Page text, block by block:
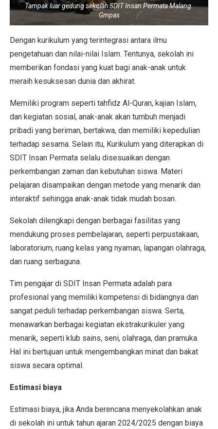
Tampak luar gedung sekolah SDIT Insan Permata Malang.
Gmpas
Dengan kurikulum yang terintegrasi antara ilmu
pengetahuan dan nilai-nilai Islam. Tentunya, sekolah ini
memberikan fondasi yang kuat bagi anak-anak untuk
meraih kesuksesan dunia dan akhirat.
Memiliki program seperti tahfidz Al-Quran, kajian Islam,
dan kegiatan sosial, anak-anak akan tumbuh menjadi
pribadi yang beriman, bertakwa, dan memiliki kepedulian
terhadap sesama. Selain itu, Kurikulum yang diterapkan di
SDIT Insan Permata selalu disesuaikan dengan
perkembangan zaman dan kebutuhan siswa. Materi
pelajaran disampaikan dengan metode yang menarik dan
interaktif sehingga anak-anak tidak mudah bosan.
Sekolah dilengkapi dengan berbagai fasilitas yang
mendukung proses pembelajaran, seperti perpustakaan,
laboratorium, ruang kelas yang nyaman, lapangan olahraga,
dan ruang serbaguna.
Tim pengajar di SDIT Insan Permata adalah para
profesional yang memiliki kompetensi di bidangnya dan
sangat peduli terhadap perkembangan siswa. Serta,
menawarkan berbagai kegiatan ekstrakurikuler yang
menarik, seperti klub sains, seni, olahraga, dan pramuka.
Hal ini bertujuan untuk mengembangkan minat dan bakat
siswa secara optimal.
Estimasi biaya
Estimasi biaya, jika Anda berencana menyekolahkan anak
di sekolah ini untuk tahun ajaran 2024/2025 dengan biaya